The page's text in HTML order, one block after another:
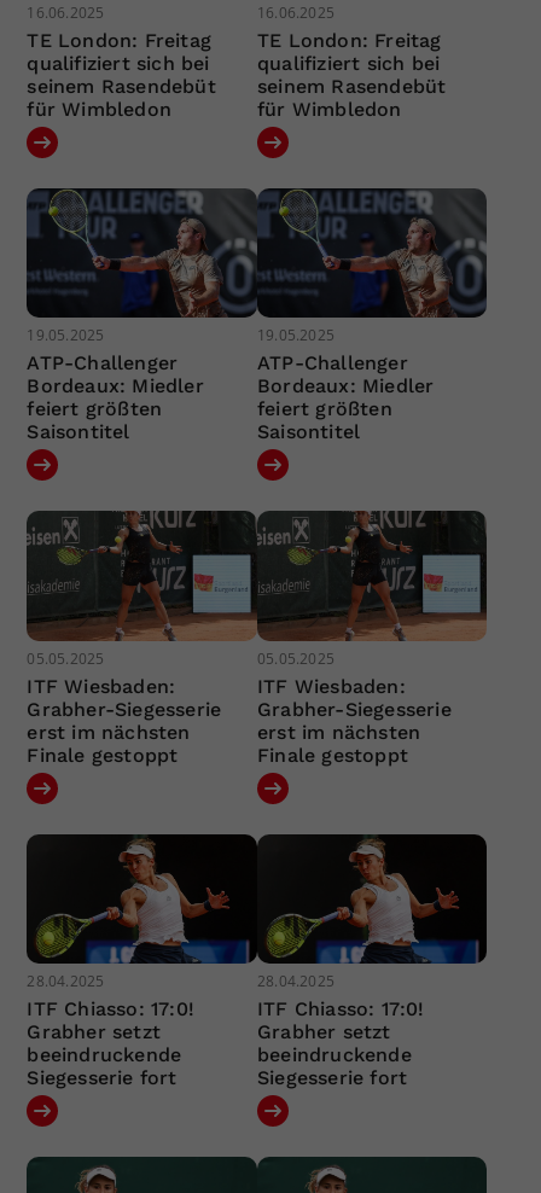
16.06.2025
TE London: Freitag
qualifiziert sich bei
seinem Rasendebüt
für Wimbledon
16.06.2025
TE London: Freitag
qualifiziert sich bei
seinem Rasendebüt
für Wimbledon
19.05.2025
ATP-Challenger
Bordeaux: Miedler
feiert größten
Saisontitel
19.05.2025
ATP-Challenger
Bordeaux: Miedler
feiert größten
Saisontitel
05.05.2025
ITF Wiesbaden:
Grabher-Siegesserie
erst im nächsten
Finale gestoppt
05.05.2025
ITF Wiesbaden:
Grabher-Siegesserie
erst im nächsten
Finale gestoppt
28.04.2025
ITF Chiasso: 17:0!
Grabher setzt
beeindruckende
Siegesserie fort
28.04.2025
ITF Chiasso: 17:0!
Grabher setzt
beeindruckende
Siegesserie fort